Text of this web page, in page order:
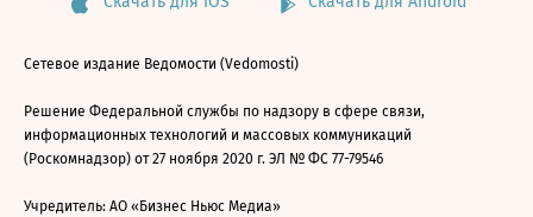
Сетевое издание Ведомости (Vedomosti)
Решение Федеральной службы по надзору в сфере связи,
информационных технологий и массовых коммуникаций
(Роскомнадзор) от 27 ноября 2020 г. ЭЛ № ФС 77-79546
Учредитель: АО «Бизнес Ньюс Медиа»